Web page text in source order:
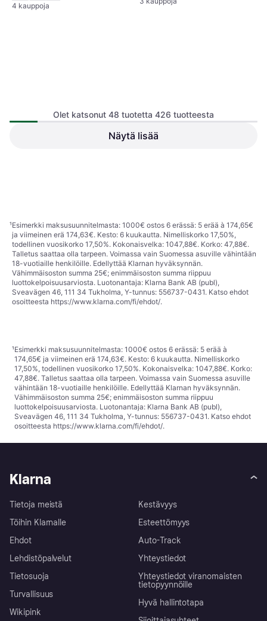
4 kauppoja
Loevschall 3470201915 2m
Driver
Olet katsonut 48 tuotetta 426 tuotteesta
Näytä lisää
¹Esimerkki maksusuunnitelmasta: 1000€ ostos 6 erässä: 5 erää à 174,65€
ja viimeinen erä 174,63€. Kesto: 6 kuukautta. Nimelliskorko 17,50%,
todellinen vuosikorko 17,50%. Kokonaisvelka: 1047,88€. Korko: 47,88€.
Talletus saattaa olla tarpeen. Voimassa vain Suomessa asuville vähintään
18-vuotiaille henkilöille. Edellyttää Klarnan hyväksynnän.
Vähimmäisoston summa 25€; enimmäisoston summa riippuu
luottokelpoisuusarviosta. Luotonantaja: Klarna Bank AB (publ),
Sveavägen 46, 111 34 Tukholma, Y-tunnus: 556737-0431. Katso ehdot
osoitteesta https://www.klarna.com/fi/ehdot/.
¹Esimerkki maksusuunnitelmasta: 1000€ ostos 6 erässä: 5 erää à
174,65€ ja viimeinen erä 174,63€. Kesto: 6 kuukautta. Nimelliskorko
17,50%, todellinen vuosikorko 17,50%. Kokonaisvelka: 1047,88€. Korko:
47,88€. Talletus saattaa olla tarpeen. Voimassa vain Suomessa asuville
vähintään 18-vuotiaille henkilöille. Edellyttää Klarnan hyväksynnän.
Vähimmäisoston summa 25€; enimmäisoston summa riippuu
luottokelpoisuusarviosta. Luotonantaja: Klarna Bank AB (publ),
Sveavägen 46, 111 34 Tukholma, Y-tunnus: 556737-0431. Katso ehdot
osoitteesta https://www.klarna.com/fi/ehdot/.
Klarna
Tietoja meistä
Töihin Klarnalle
Ehdot
Lehdistöpalvelut
Tietosuoja
Turvallisuus
Wikipink
Kestävyys
Esteettömyys
Auto-Track
Yhteystiedot
Yhteystiedot viranomaisten
tietopyynnöille
Hyvä hallintotapa